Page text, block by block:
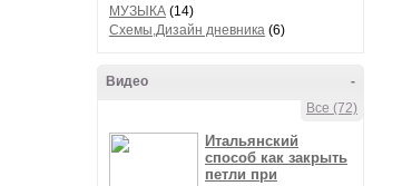
МУЗЫКА (14)
Схемы,Дизайн дневника (6)
-
Видео
Все (72)
Итальянский
способ как закрыть
петли при